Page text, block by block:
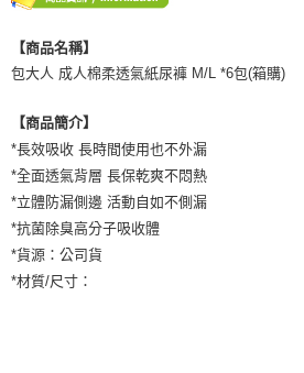
購買商品的店家。未經商家同意取消之訂單仍
※ 交易是否成功請以「AFTEE先享後付 」之結
是否繳費成功／繳費後需取消欲退款等相關疑
【注意事項】
１．透過由恩沛科技股份有限公司提供之「
易，需依本服務之必要範圍內提供個人資料，
權轉讓予恩沛科技股份有限公司。
２．關於個人資料處理事宜，請瀏覽以下網址：
https://aftee.tw/terms/#terms3
３．未成年的使用者請事先徵得法定代理人或監
「AFTEE先享後付」，若未經同意申辦者引起
任。
【商品名稱】
包大人 成人棉柔透氣紙尿褲 M/L *6包(箱購)
【商品簡介】
*長效吸收 長時間使用也不外漏
*全面透氣背層 長保乾爽不悶熱
*立體防漏側邊 活動自如不側漏
*抗菌除臭高分子吸收體
*貨源：公司貨
*材質/尺寸：